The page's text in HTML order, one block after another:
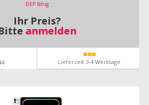
DEP fähig
Ihr Preis?
anmelden
Lieferzeit 3-4 Werktage